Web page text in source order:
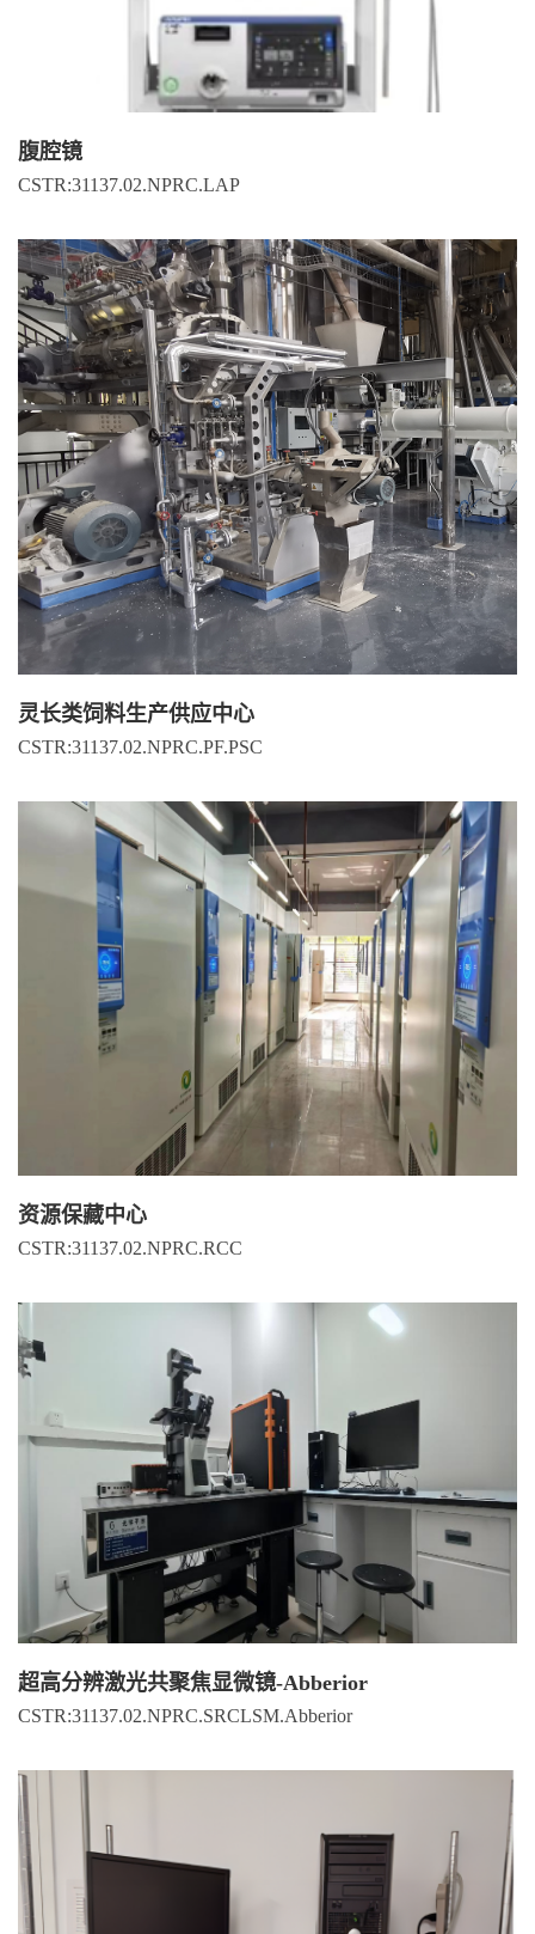
腹腔镜
CSTR:31137.02.NPRC.LAP
灵长类饲料生产供应中心
CSTR:31137.02.NPRC.PF.PSC
资源保藏中心
CSTR:31137.02.NPRC.RCC
超高分辨激光共聚焦显微镜-Abberior
CSTR:31137.02.NPRC.SRCLSM.Abberior